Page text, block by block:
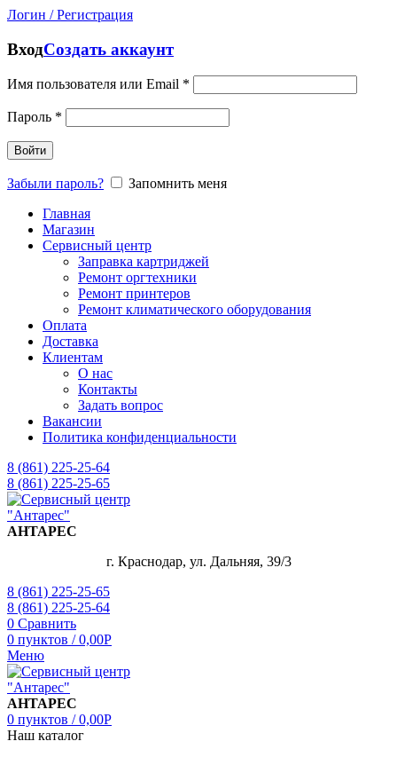
Логин / Регистрация
ВходСоздать аккаунт
Имя пользователя или Email *
Пароль *
Войти
Забыли пароль?
Запомнить меня
Главная
Магазин
Сервисный центр
Заправка картриджей
Ремонт оргтехники
Ремонт принтеров
Ремонт климатического оборудования
Оплата
Доставка
Клиентам
О нас
Контакты
Задать вопрос
Вакансии
Политика конфиденциальности
8 (861) 225-25-64
8 (861) 225-25-65
АНТАРЕС
г. Краснодар, ул. Дальняя, 39/3
8 (861) 225-25-65
8 (861) 225-25-64
0 Сравнить
0 пунктов / 0,00Р
Меню
АНТАРЕС
0 пунктов / 0,00Р
Наш каталог